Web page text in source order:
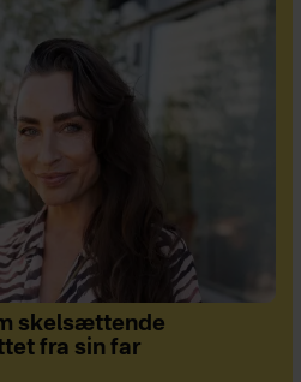
skelsættende
fra sin far